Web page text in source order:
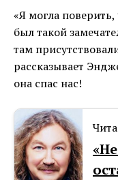
«Я могла
был такой
там
рассказывает
она спас нас!